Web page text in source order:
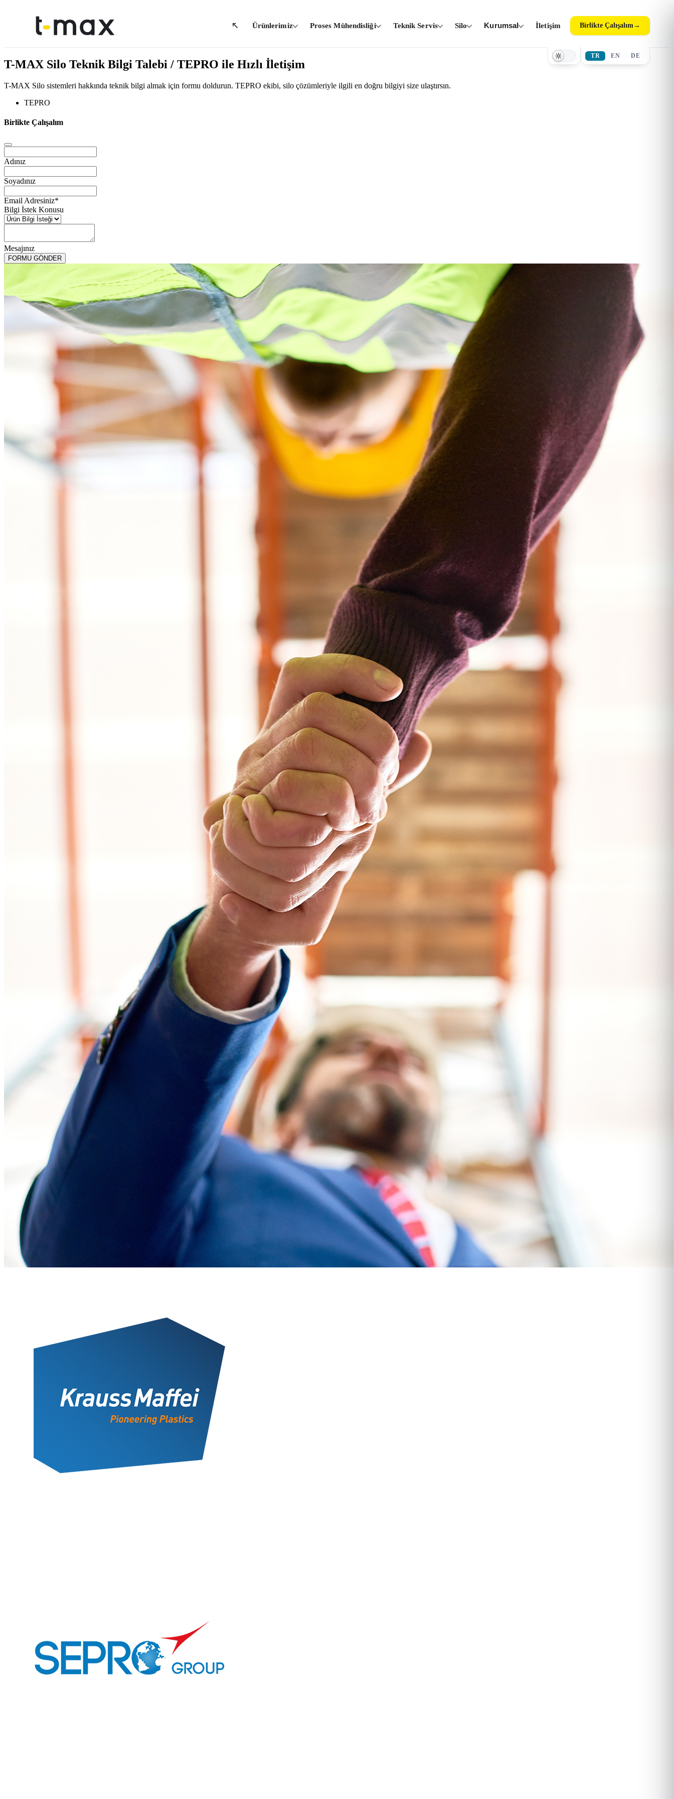
Ürünlerimiz Proses Mühendisliği Teknik Servis Silo Kurumsal İletişim Birlikte Çalışalım→
TR EN DE
T-MAX Silo Teknik Bilgi Talebi / TEPRO ile Hızlı İletişim
T-MAX Silo sistemleri hakkında teknik bilgi almak için formu doldurun. TEPRO ekibi, silo çözümleriyle ilgili en doğru bilgiyi size ulaştırsın.
TEPRO
Birlikte Çalışalım
Adınız
Soyadınız
Email Adresiniz*
Bilgi İstek Konusu
Mesajınız
FORMU GÖNDER